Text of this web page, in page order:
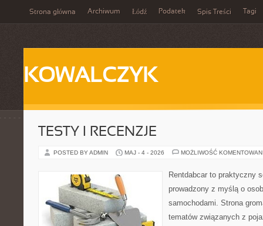
Strona główna Archiwum Łódź Podatek Spis Treści Tagi
KOWALCZYK
TESTY I RECENZJE
POSTED BY ADMIN MAJ - 4 - 2026 MOŻLIWOŚĆ
Rentdabcar to praktyczny
prowadzony z myślą o
samochodami. Strona
tematów związanych z